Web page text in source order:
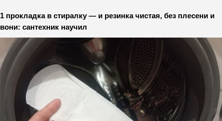
1 прокладка в стиралку — и резинка чистая, без плесени и
вони: сантехник научил